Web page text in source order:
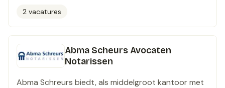
and by any means, will get the deal done.
2 vacatures
Abma Scheurs Avocaten
Notarissen
Abma Schreurs biedt, als middelgroot kantoor met